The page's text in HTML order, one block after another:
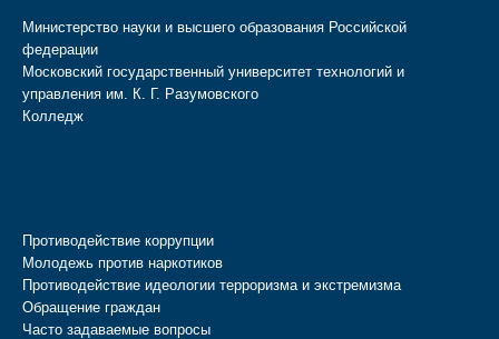
Министерство науки и высшего образования Российской
федерации
Московский государственный университет технологий и
управления им. К. Г. Разумовского
Колледж
Противодействие коррупции
Молодежь против наркотиков
Противодействие идеологии терроризма и экстремизма
Обращение граждан
Часто задаваемые вопросы